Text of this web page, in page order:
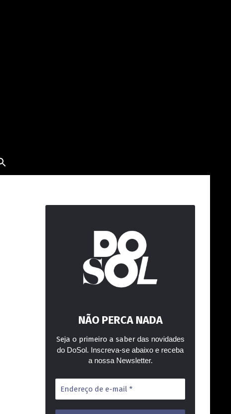
NÃO PERCA NADA
Seja o primeiro a saberdas novidades
do DoSol. Inscreva-se abaixo e receba
a nossa Newsletter.
Endereço
de
e-
mail